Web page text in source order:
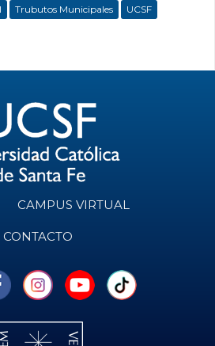
Trubutos Municipales UCSF
CAMPUS VIRTUAL
CONTACTO